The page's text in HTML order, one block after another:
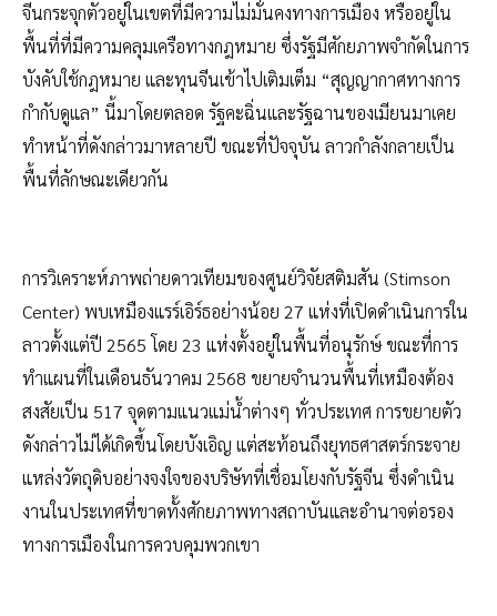
จีนกระจุกตัวอยู่ในเขตที่มีความไม่มั่นคงทางการเมือง หรืออยู่ใน
พื้นที่ที่มีความคลุมเครือทางกฎหมาย ซึ่งรัฐมีศักยภาพจำกัดในการ
บังคับใช้กฎหมาย และทุนจีนเข้าไปเติมเต็ม “สุญญากาศทางการ
กำกับดูแล” นี้มาโดยตลอด รัฐคะฉิ่นและรัฐฉานของเมียนมาเคย
ทำหน้าที่ดังกล่าวมาหลายปี ขณะที่ปัจจุบัน ลาวกำลังกลายเป็น
พื้นที่ลักษณะเดียวกัน
การวิเคราะห์ภาพถ่ายดาวเทียมของศูนย์วิจัยสติมสัน (Stimson
Center) พบเหมืองแรร์เอิร์ธอย่างน้อย 27 แห่งที่เปิดดำเนินการใน
ลาวตั้งแต่ปี 2565 โดย 23 แห่งตั้งอยู่ในพื้นที่อนุรักษ์ ขณะที่การ
ทำแผนที่ในเดือนธันวาคม 2568 ขยายจำนวนพื้นที่เหมืองต้อง
สงสัยเป็น 517 จุดตามแนวแม่น้ำต่างๆ ทั่วประเทศ การขยายตัว
ดังกล่าวไม่ได้เกิดขึ้นโดยบังเอิญ แต่สะท้อนถึงยุทธศาสตร์กระจาย
แหล่งวัตถุดิบอย่างจงใจของบริษัทที่เชื่อมโยงกับรัฐจีน ซึ่งดำเนิน
งานในประเทศที่ขาดทั้งศักยภาพทางสถาบันและอำนาจต่อรอง
ทางการเมืองในการควบคุมพวกเขา